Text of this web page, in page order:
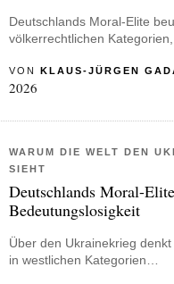
Deutschlands Moral-Elite
völkerrechtlichen
VON KLAUS-JÜRGEN
2026
WARUM DIE WELT DEN
SIEHT
Deutschlands Moral-
Bedeutungslosigkeit
Über den Ukrainekrieg
in westlichen Kategorien…